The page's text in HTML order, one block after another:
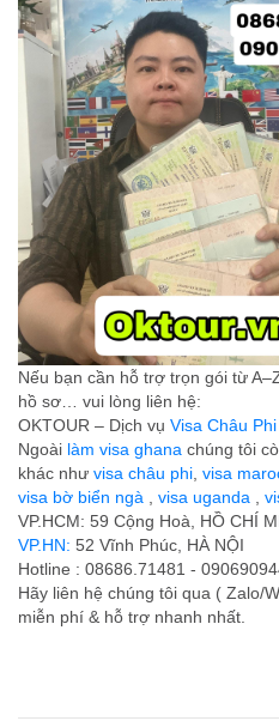
Nếu bạn cần hỗ trợ trọn gói từ
hồ sơ… vui lòng liên hệ:
OKTOUR – Dịch vụ Visa Châu Phi
Ngoài làm visa ghana chúng tôi
khác như visa châu phi, visa
visa bờ biển ngà , visa uganda ,
VP.HCM: 59 Cộng Hoà, HỒ CHÍ
VP.HN: 52 Vĩnh Phúc, HÀ NỘI
Hotline : 08686.71481 -
Hãy liên hệ chúng tôi qua ( Zalo/
miễn phí & hỗ trợ nhanh nhất.